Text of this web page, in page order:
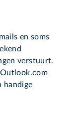
en soms
verstuurt.
handige